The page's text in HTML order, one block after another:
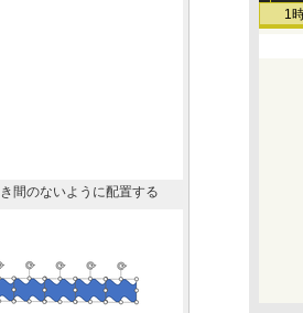
1
間のないように配置する